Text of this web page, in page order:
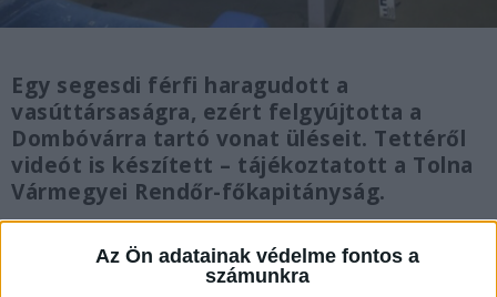
Az Ön adatainak védelme fontos a
számunkra
Egy segesdi férfi haragudott a
vasúttársaságra, ezért felgyújtotta a
Dombóvárra tartó vonat üléseit. Tettéről
videót is készített – tájékoztatott a Tolna
Vármegyei Rendőr-főkapitányság.